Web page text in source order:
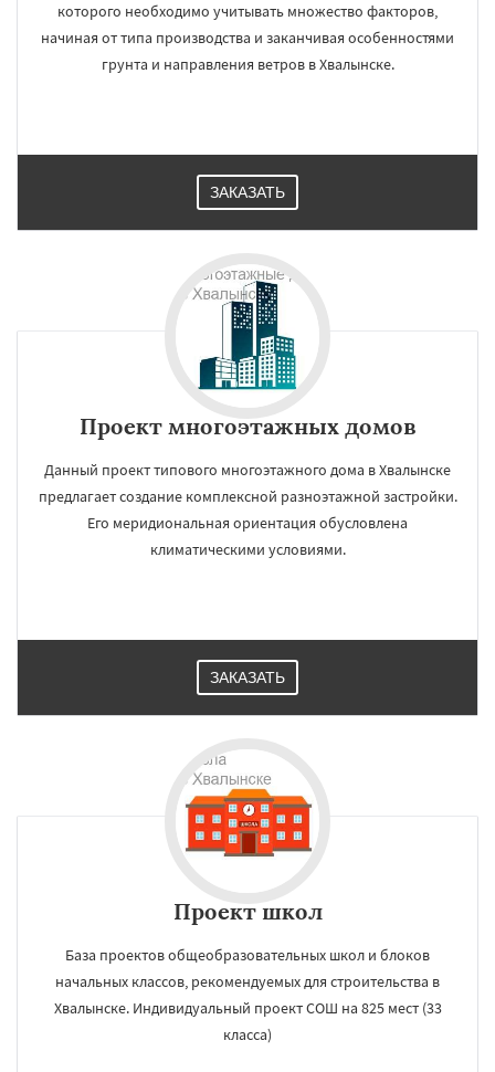
регионам
которого необходимо учитывать множество факторов,
начиная от типа производства и заканчивая особенностями
грунта и направления ветров в Хвалынске.
ЗАКАЗАТЬ
Проект многоэтажных домов
Данный проект типового многоэтажного дома в Хвалынске
предлагает создание комплексной разноэтажной застройки.
Его меридиональная ориентация обусловлена
климатическими условиями.
ЗАКАЗАТЬ
Проект школ
База проектов общеобразовательных школ и блоков
начальных классов, рекомендуемых для строительства в
Хвалынске. Индивидуальный проект СОШ на 825 мест (33
класса)
УЗНАТЬ ПОДРОБНЕЕ
Даю согласие на обработку персональных данных